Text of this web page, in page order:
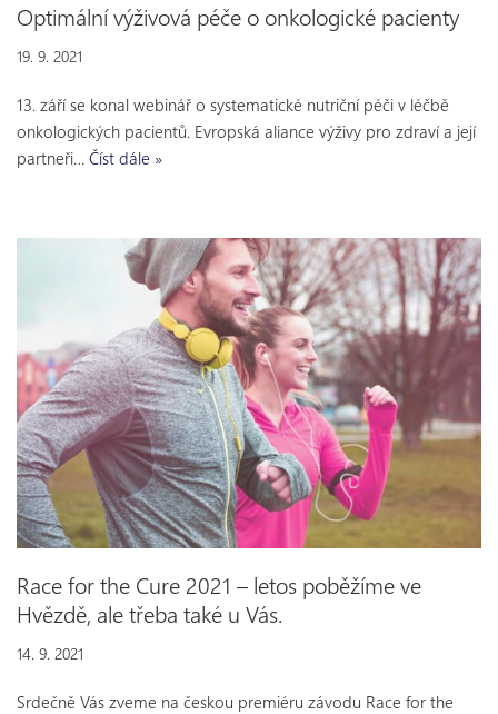
Optimální výživová péče o onkologické pacienty
19. 9. 2021
13. září se konal webinář o systematické nutriční péči v léčbě
onkologických pacientů. Evropská aliance výživy pro zdraví a její
partneři… Číst dále »
Race for the Cure 2021 – letos poběžíme ve
Hvězdě, ale třeba také u Vás.
14. 9. 2021
Srdečně Vás zveme na českou premiéru závodu Race for the